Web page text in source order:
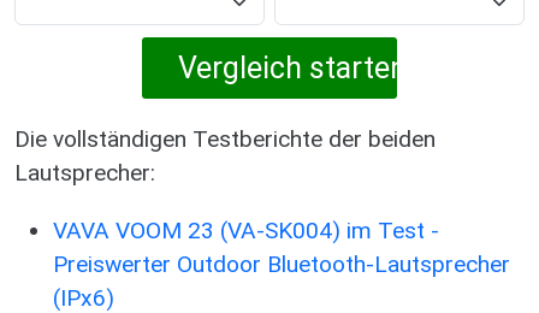
Die vollständigen Testberichte der beiden
Lautsprecher:
VAVA VOOM 23 (VA-SK004) im Test -
Preiswerter Outdoor Bluetooth-Lautsprecher
(IPx6)